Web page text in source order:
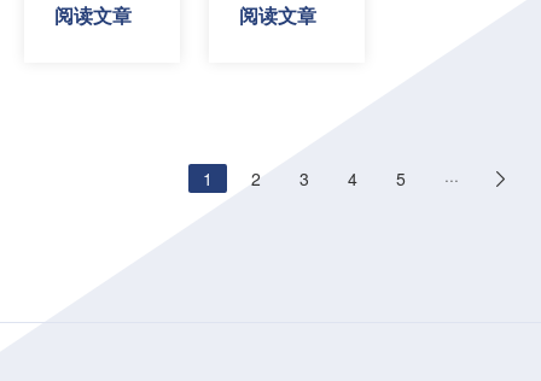
阅读文章 阅读文章
1 2 3 4 5 ···